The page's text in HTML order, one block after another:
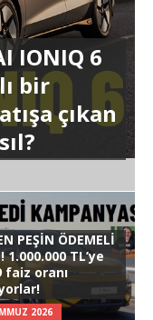
IONIQ 6
bir
çıkan
PEŞİN ÖDEMELİ
1.000.000 TL’ye
faiz oranı
2026